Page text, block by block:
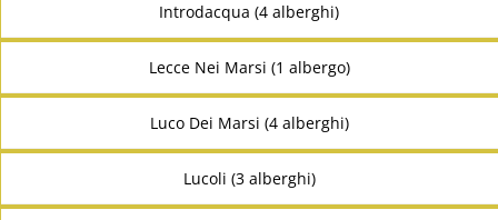
Introdacqua (4 alberghi)
Lecce Nei Marsi (1 albergo)
Luco Dei Marsi (4 alberghi)
Lucoli (3 alberghi)